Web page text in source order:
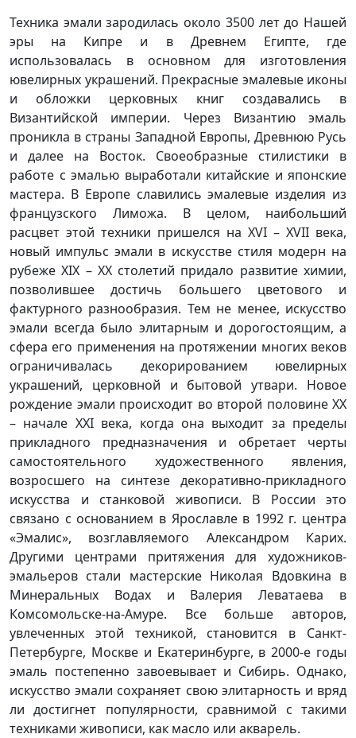
Техника эмали зародилась около 3500 лет до Нашей
эры на Кипре и в Древнем Египте, где
использовалась в основном для изготовления
ювелирных украшений. Прекрасные эмалевые иконы
и обложки церковных книг создавались в
Византийской империи. Через Византию эмаль
проникла в страны Западной Европы, Древнюю Русь
и далее на Восток. Своеобразные стилистики в
работе с эмалью выработали китайские и японские
мастера. В Европе славились эмалевые изделия из
французского Лиможа. В целом, наибольший
расцвет этой техники пришелся на XVI – XVII века,
новый импульс эмали в искусстве стиля модерн на
рубеже XIX – XX столетий придало развитие химии,
позволившее достичь большего цветового и
фактурного разнообразия. Тем не менее, искусство
эмали всегда было элитарным и дорогостоящим, а
сфера его применения на протяжении многих веков
ограничивалась декорированием ювелирных
украшений, церковной и бытовой утвари. Новое
рождение эмали происходит во второй половине XX
– начале XXI века, когда она выходит за пределы
прикладного предназначения и обретает черты
самостоятельного художественного явления,
возросшего на синтезе декоративно-прикладного
искусства и станковой живописи. В России это
связано с основанием в Ярославле в 1992 г. центра
«Эмалис», возглавляемого Александром Карих.
Другими центрами притяжения для художников-
эмальеров стали мастерские Николая Вдовкина в
Минеральных Водах и Валерия Леватаева в
Комсомольске-на-Амуре. Все больше авторов,
увлеченных этой техникой, становится в Санкт-
Петербурге, Москве и Екатеринбурге, в 2000-е годы
эмаль постепенно завоевывает и Сибирь. Однако,
искусство эмали сохраняет свою элитарность и вряд
ли достигнет популярности, сравнимой с такими
техниками живописи, как масло или акварель.